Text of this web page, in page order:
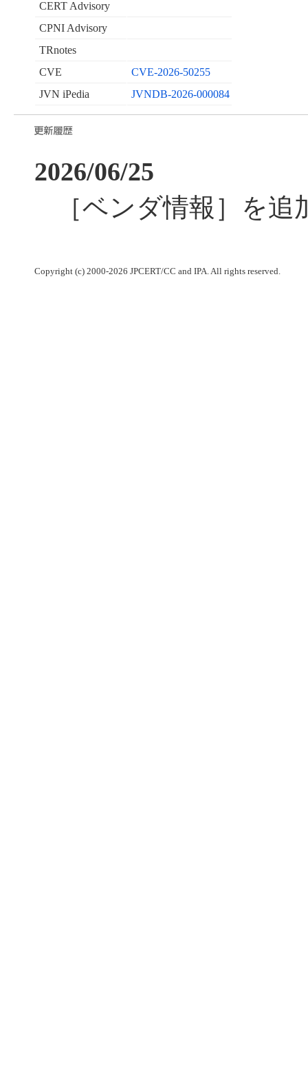
CERT Advisory
CPNI Advisory
TRnotes
CVE
CVE-2026-50255
JVN iPedia
JVNDB-2026-000084
2026/06/25
［ベンダ情報］を追
Copyright (c) 2000-2026 JPCERT/CC and IPA. All rights reserved.